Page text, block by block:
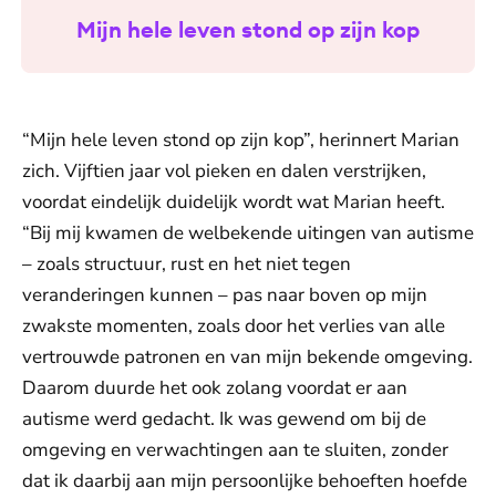
Mijn hele leven stond op zijn kop
“Mijn hele leven stond op zijn kop”, herinnert Marian
zich. Vijftien jaar vol pieken en dalen verstrijken,
voordat eindelijk duidelijk wordt wat Marian heeft.
“Bij mij kwamen de welbekende uitingen van autisme
– zoals structuur, rust en het niet tegen
veranderingen kunnen – pas naar boven op mijn
zwakste momenten, zoals door het verlies van alle
vertrouwde patronen en van mijn bekende omgeving.
Daarom duurde het ook zolang voordat er aan
autisme werd gedacht. Ik was gewend om bij de
omgeving en verwachtingen aan te sluiten, zonder
dat ik daarbij aan mijn persoonlijke behoeften hoefde